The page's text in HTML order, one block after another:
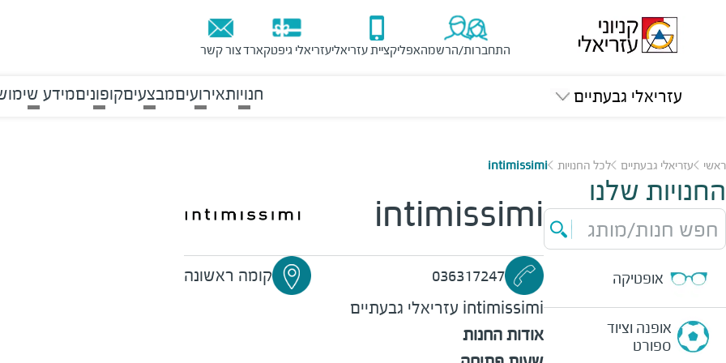
התחברות/הרשמהאפליקציית עזריאליעזריאלי גיפטקארדצור קשר
עזריאלי גבעתיים חנויותאירועיםמבצעיםקופוניםמידע
ראשי עזריאלי גבעתיים לכל החנויות intimissimi
החנויות שלנו
חפש חנות/מותג
אופטיקה
אופנה וציוד
ספורט
intimissimi
036317247
קומה ראשונה
intimissimi עזריאלי גבעתיים
אודות החנות